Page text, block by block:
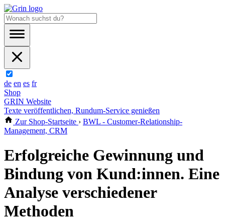
de en es fr
Shop
GRIN Website
Texte veröffentlichen, Rundum-Service genießen
Zur Shop-Startseite › BWL - Customer-Relationship-
Management, CRM
Erfolgreiche Gewinnung und
Bindung von Kund:innen. Eine
Analyse verschiedener
Methoden